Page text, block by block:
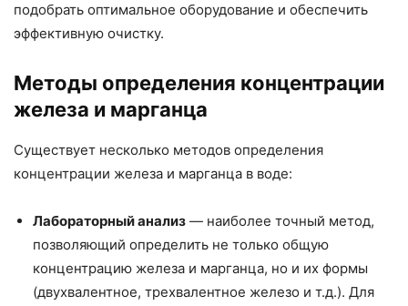
подобрать оптимальное оборудование и обеспечить
эффективную очистку.
Методы определения концентрации
железа и марганца
Существует несколько методов определения
концентрации железа и марганца в воде:
Лабораторный анализ — наиболее точный метод,
позволяющий определить не только общую
концентрацию железа и марганца, но и их формы
(двухвалентное, трехвалентное железо и т.д.). Для